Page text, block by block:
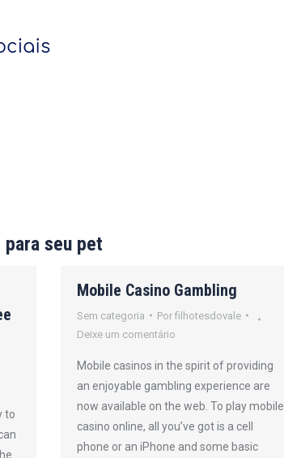
seu pet
to
Mobile Casino Gambling
Sem categoria Porfilhotesdovale
Deixe um comentário
Mobile casinos in the spirit of providing
an enjoyable gambling experience are
now available on the web. To play mobile
casino online, all you’ve got is a cell
phone or an iPhone and some basic